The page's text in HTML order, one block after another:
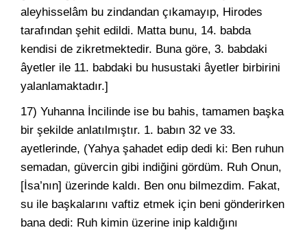
aleyhisselâm bu zindandan çıkamayıp, Hirodes
tarafından şehit edildi. Matta bunu, 14. babda
kendisi de zikretmektedir. Buna göre, 3. babdaki
âyetler ile 11. babdaki bu husustaki âyetler birbirini
yalanlamaktadır.]
17) Yuhanna İncilinde ise bu bahis, tamamen başka
bir şekilde anlatılmıştır. 1. babın 32 ve 33.
ayetlerinde, (Yahya şahadet edip dedi ki: Ben ruhun
semadan, güvercin gibi indiğini gördüm. Ruh Onun,
[İsa’nın] üzerinde kaldı. Ben onu bilmezdim. Fakat,
su ile başkalarını vaftiz etmek için beni gönderirken
bana dedi: Ruh kimin üzerine inip kaldığını